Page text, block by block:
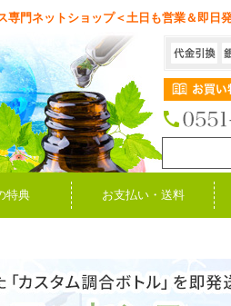
専門ネットショップ＜土日も営業＆即日
特典 お支払い・送料